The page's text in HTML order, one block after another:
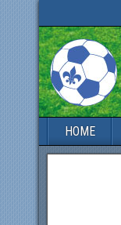
HOME